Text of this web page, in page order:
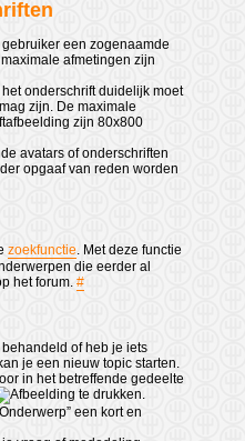
een zogenaamde
afmetingen zijn
onderschrift duidelijk moet
zijn. De maximale
zijn 80x800
avatars of onderschriften
opgaaf van reden worden
zoekfunctie . Met deze functie
die eerder al
het forum. #
of heb je iets
je een nieuw topic starten.
in het betreffende gedeelte
te drukken.
een kort en